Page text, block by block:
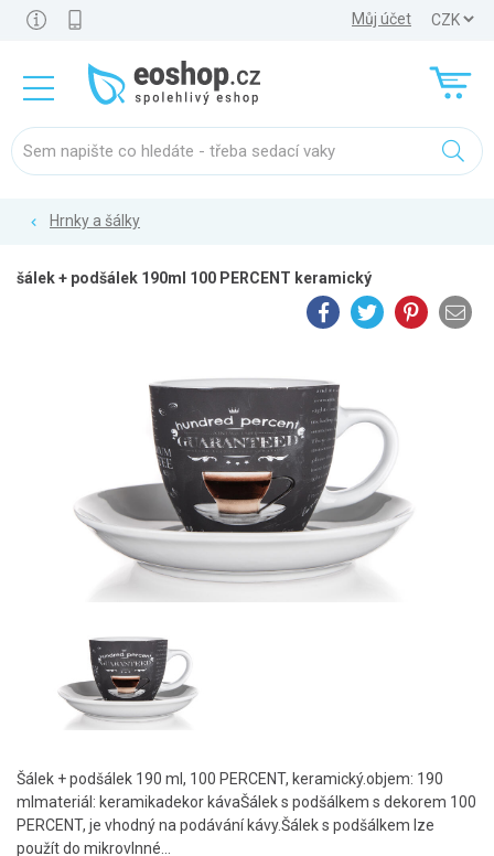
Můj účet
Hrnky a šálky
šálek + podšálek 190ml 100 PERCENT keramický
Šálek + podšálek 190 ml, 100 PERCENT, keramický.objem: 190
mlmateriál: keramikadekor kávaŠálek s podšálkem s dekorem 100
PERCENT, je vhodný na podávání kávy.Šálek s podšálkem lze
použít do mikrovlnné...